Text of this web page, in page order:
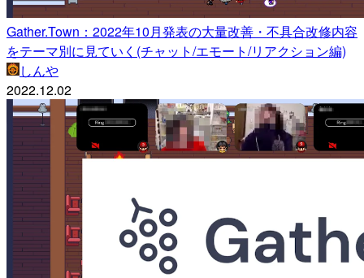
Gather.Town：2022年10月発表の大量改善・不具合改修内容
をテーマ別に見ていく(チャット/エモート/リアクション編)
しんや
2022.12.02